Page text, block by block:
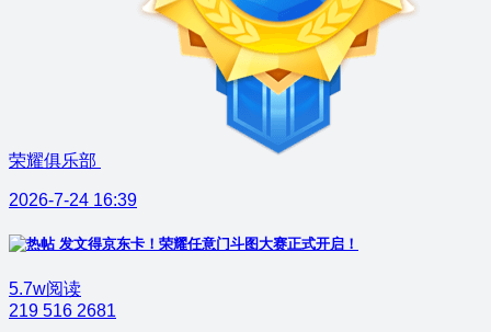
荣耀俱乐部
2026-7-24 16:39
发文得京东卡！荣耀任意门斗图大赛正式开启！
5.7w阅读
219 516 2681